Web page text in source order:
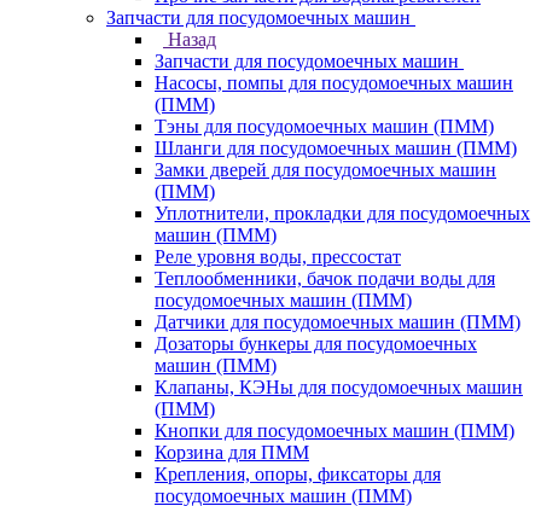
Запчасти для посудомоечных машин
Назад
Запчасти для посудомоечных машин
Насосы, помпы для посудомоечных машин
(ПММ)
Тэны для посудомоечных машин (ПММ)
Шланги для посудомоечных машин (ПММ)
Замки дверей для посудомоечных машин
(ПММ)
Уплотнители, прокладки для посудомоечных
машин (ПММ)
Реле уровня воды, прессостат
Теплообменники, бачок подачи воды для
посудомоечных машин (ПММ)
Датчики для посудомоечных машин (ПММ)
Дозаторы бункеры для посудомоечных
машин (ПММ)
Клапаны, КЭНы для посудомоечных машин
(ПММ)
Кнопки для посудомоечных машин (ПММ)
Корзина для ПММ
Крепления, опоры, фиксаторы для
посудомоечных машин (ПММ)